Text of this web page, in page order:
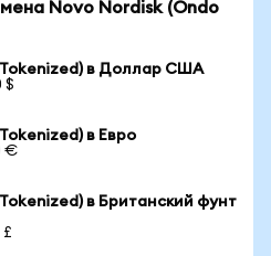
Novo Nordisk (Ondo
в Доллар США
$
в Евро
€
в Британский фунт
£